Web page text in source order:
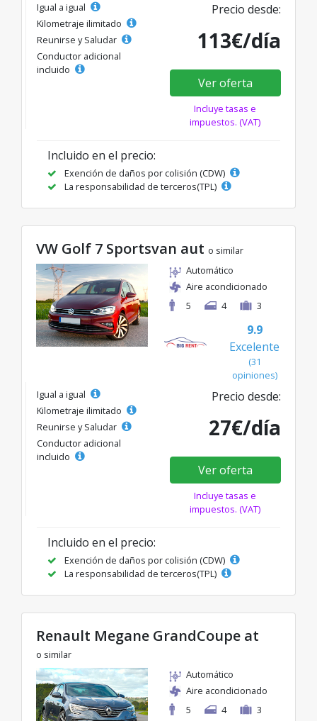
Igual a igual
Kilometraje ilimitado
Reunirse y Saludar
Conductor adicional
incluido
Precio desde:
113€/día
Ver oferta
Incluye tasas e
impuestos. (VAT)
Incluido en el precio:
Exención de daños por colisión (CDW)
La responsabilidad de terceros(TPL)
VW Golf 7 Sportsvan aut o similar
Automático
Aire acondicionado
5
4 3
9.9
Excelente
(31
opiniones)
Igual a igual
Kilometraje ilimitado
Reunirse y Saludar
Conductor adicional
incluido
Precio desde:
27€/día
Ver oferta
Incluye tasas e
impuestos. (VAT)
Incluido en el precio:
Exención de daños por colisión (CDW)
La responsabilidad de terceros(TPL)
Renault Megane GrandCoupe at
o similar
Automático
Aire acondicionado
5
4 3